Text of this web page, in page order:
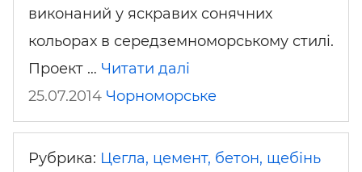
виконаний у яскравих сонячних
кольорах в середземноморському стилі.
Проект … Читати далі
25.07.2014 Чорноморське
Рубрика: Цегла, цемент, бетон, щебінь